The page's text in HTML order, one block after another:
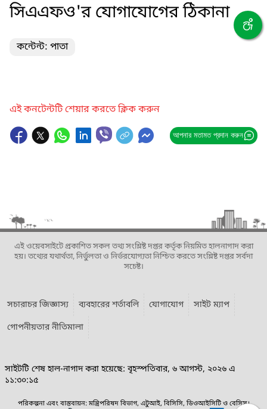
সিএএফও'র যোগাযোগের ঠিকানা
কন্টেন্ট: পাতা
এই কনটেন্টটি শেয়ার করতে ক্লিক করুন
আপনার মতামত প্রদান করুন
এই ওয়েবসাইটে প্রকাশিত সকল তথ্য সংশ্লিষ্ট দপ্তর কর্তৃক নিয়মিত হালনাগাদ করা
হয়। তথ্যের যথার্থতা, নির্ভুলতা ও নির্ভরযোগ্যতা নিশ্চিত করতে সংশ্লিষ্ট দপ্তর সর্বদা
সচেষ্ট।
সচারাচর জিজ্ঞাস্য ব্যবহারের শর্তাবলি যোগাযোগ
সাইট ম্যাপ
গোপনীয়তার নীতিমালা
সাইটটি শেষ হাল-নাগাদ করা হয়েছে: বৃহস্পতিবার, ৬ আগস্ট, ২০২৬ এ
১১:৩০:১৫
পরিকল্পনা এবং বাস্তবায়ন: মন্ত্রিপরিষদ বিভাগ, এটুআই, বিসিসি, ডিওআইসিটি ও বেসিস।